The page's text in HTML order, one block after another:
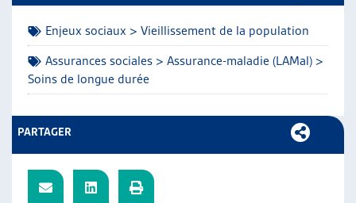
L’ASSOCIATION
PROJETS ET ACTIVITÉS
JOURNÉES D’AUTOMNE
Enjeux sociaux > Vieillissement de la population
Assurances sociales > Assurance-maladie (LAMal) >
Soins de longue durée
PARTAGER